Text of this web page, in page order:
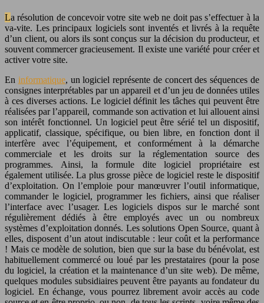
La résolution de concevoir votre site web ne doit pas s’effectuer à la
va-vite. Les principaux logiciels sont inventés et livrés à la requête
d’un client, ou alors ils sont conçus sur la décision du producteur, et
souvent commercer gracieusement. Il existe une variété pour créer et
activer votre site.
En informatique, un logiciel représente de concert des séquences de
consignes interprétables par un appareil et d’un jeu de données utiles
à ces diverses actions. Le logiciel définit les tâches qui peuvent être
réalisées par l’appareil, commande son activation et lui allouent ainsi
son intérêt fonctionnel. Un logiciel peut être sérié tel un dispositif,
applicatif, classique, spécifique, ou bien libre, en fonction dont il
interfère avec l’équipement, et conformément à la démarche
commerciale et les droits sur la réglementation source des
programmes. Ainsi, la formule dite logiciel propriétaire est
également utilisée. La plus grosse pièce de logiciel reste le dispositif
d’exploitation. On l’emploie pour manœuvrer l’outil informatique,
commander le logiciel, programmer les fichiers, ainsi que réaliser
l’interface avec l’usager. Les logiciels dispos sur le marché sont
régulièrement dédiés à être employés avec un ou nombreux
systèmes d’exploitation donnés. Les solutions Open Source, quant à
elles, disposent d’un atout indiscutable : leur coût et la performance
! Mais ce modèle de solution, bien que sur la base du bénévolat, est
habituellement commercé ou loué par les prestataires (pour la pose
du logiciel, la création et la maintenance d’un site web). De même,
quelques modules subsidiaires peuvent être payants au fondateur du
logiciel. En échange, vous pourrez librement avoir accès au code